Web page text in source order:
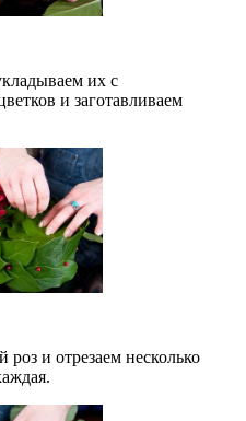
их с
и заготавливаем
роз и отрезаем несколько